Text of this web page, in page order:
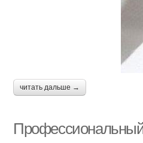
читать дальше →
Профессиональный